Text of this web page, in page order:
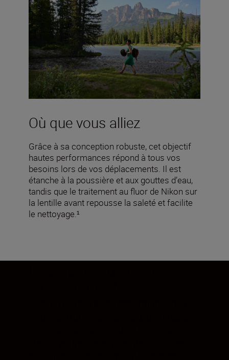
Où que vous alliez
Grâce à sa conception robuste, cet objectif
hautes performances répond à tous vos
besoins lors de vos déplacements. Il est
étanche à la poussière et aux gouttes d’eau,
tandis que le traitement au fluor de Nikon sur
la lentille avant repousse la saleté et facilite
le nettoyage.¹